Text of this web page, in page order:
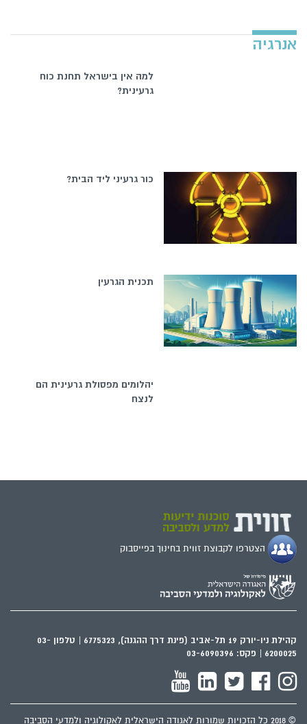
אנרגיה
למה אין בישראל תחנת כוח
גרעינית?
כור גרעיני ליד הבית?
תכנית הגרעין
יהלומים מפסולת גרעינית הם
לנצח
הצטרפו לקבוצת זווית בחינוך בפייסבוק
קהילת ניו-יורק 19 תל-אביב (פינת דרך ההגנה), 6775323 | טלפון 03-
6200025 | פקס: 03-6090396
© 2018 כל הזכויות שמורות לאגודה הישראלית לאקולוגיה ולמדעי הסביבה